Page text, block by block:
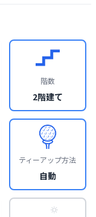
階数
2階建て
ティーアップ方法
自動